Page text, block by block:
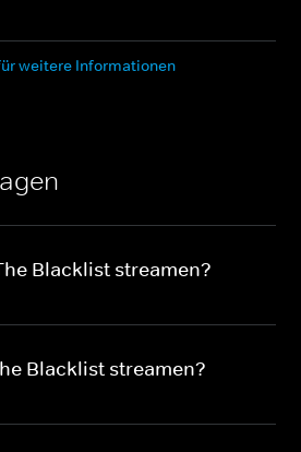
weitere Informationen
Blacklist streamen?
Blacklist streamen?